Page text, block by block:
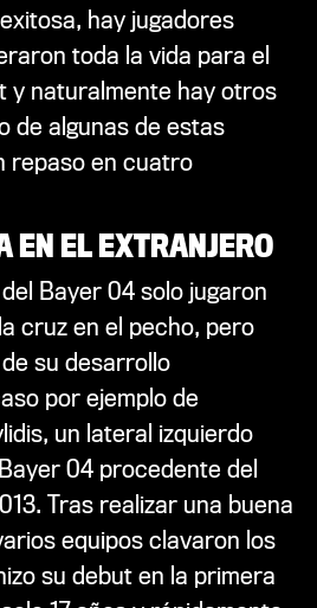
hay jugadores
toda la vida para el
y naturalmente hay otros
de algunas de estas
repaso en cuatro
EN EL EXTRANJERO
Bayer 04 solo jugaron
cruz en el pecho, pero
su desarrollo
por ejemplo de
un lateral izquierdo
04 procedente del
Tras realizar una buena
equipos clavaron los
su debut en la primera